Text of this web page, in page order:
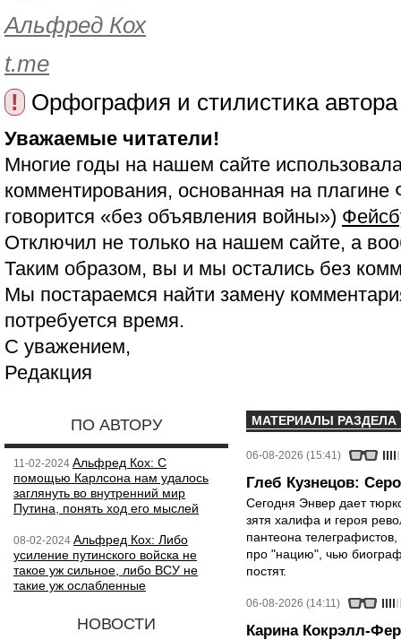
Альфред Кох
t.me
!
Орфография и стилистика
Уважаемые читатели!
Многие годы на нашем сайте
комментирования, основанная на
говорится «без объявления войны»)
Отключил не только на нашем сайте, а
Таким образом, вы и мы остались без
Мы постараемся найти замену
потребуется время.
С уважением,
Редакция
ПО АВТОРУ
11-02-2024 Альфред Кох: С
помощью Карлсона нам удалось
заглянуть во внутренний мир
Путина, понять ход его мыслей
08-02-2024 Альфред Кох: Либо
усиление путинского войска не
такое уж сильное, либо ВСУ не
такие уж ослабленные
НОВОСТИ
МАТЕРИАЛЫ РАЗДЕЛА
06-08-2026 (15:41)
Глеб Кузнецов:
Сегодня Энвер дает
зятя халифа и героя
пантеона
про "нацию", чью
постят.
06-08-2026 (14:11)
Карина Кокрэлл-